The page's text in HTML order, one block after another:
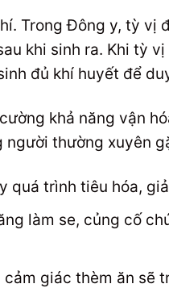
Trong Đông y, tỳ vị
khi sinh ra. Khi tỳ
đủ khí huyết để
khả năng vận
thường xuyên
quá trình tiêu hóa,
làm se, củng cố
giác thèm ăn sẽ